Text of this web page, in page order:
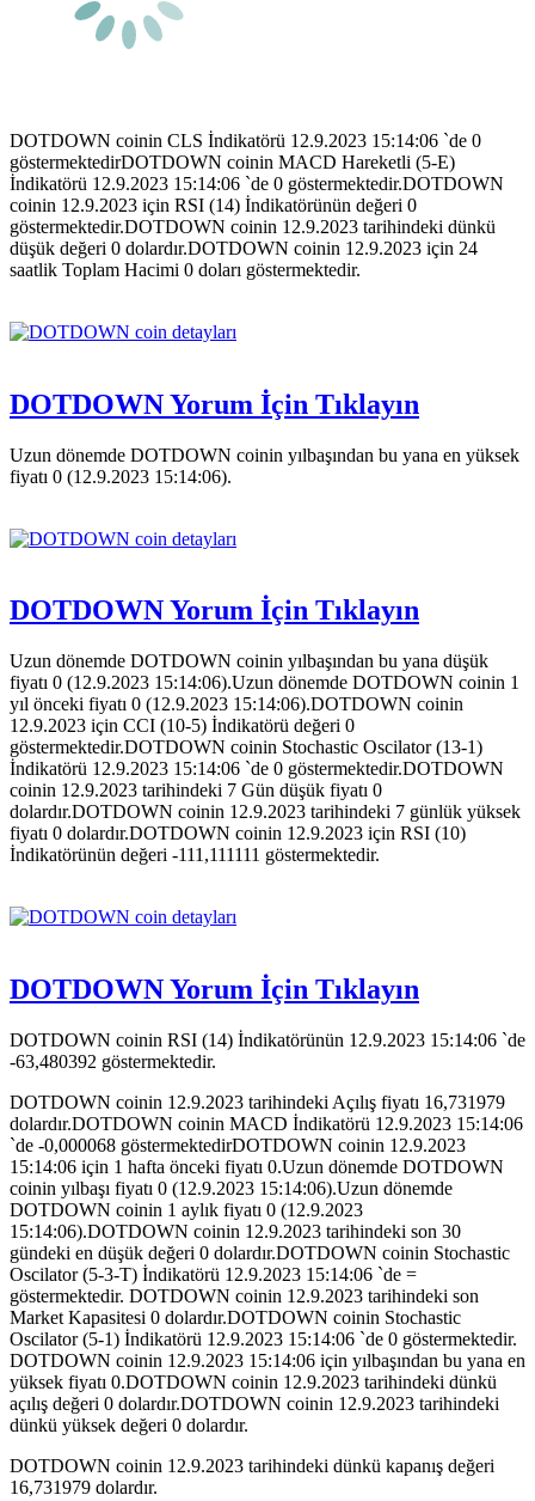
DOTDOWN coinin CLS İndikatörü 12.9.2023 15:14:06 `de 0
göstermektedirDOTDOWN coinin MACD Hareketli (5-E)
İndikatörü 12.9.2023 15:14:06 `de 0 göstermektedir.DOTDOWN
coinin 12.9.2023 için RSI (14) İndikatörünün değeri 0
göstermektedir.DOTDOWN coinin 12.9.2023 tarihindeki dünkü
düşük değeri 0 dolardır.DOTDOWN coinin 12.9.2023 için 24
saatlik Toplam Hacimi 0 doları göstermektedir.
DOTDOWN Yorum İçin Tıklayın
Uzun dönemde DOTDOWN coinin yılbaşından bu yana en yüksek
fiyatı 0 (12.9.2023 15:14:06).
DOTDOWN Yorum İçin Tıklayın
Uzun dönemde DOTDOWN coinin yılbaşından bu yana düşük
fiyatı 0 (12.9.2023 15:14:06).Uzun dönemde DOTDOWN coinin 1
yıl önceki fiyatı 0 (12.9.2023 15:14:06).DOTDOWN coinin
12.9.2023 için CCI (10-5) İndikatörü değeri 0
göstermektedir.DOTDOWN coinin Stochastic Oscilator (13-1)
İndikatörü 12.9.2023 15:14:06 `de 0 göstermektedir.DOTDOWN
coinin 12.9.2023 tarihindeki 7 Gün düşük fiyatı 0
dolardır.DOTDOWN coinin 12.9.2023 tarihindeki 7 günlük yüksek
fiyatı 0 dolardır.DOTDOWN coinin 12.9.2023 için RSI (10)
İndikatörünün değeri -111,111111 göstermektedir.
DOTDOWN Yorum İçin Tıklayın
DOTDOWN coinin RSI (14) İndikatörünün 12.9.2023 15:14:06 `de
-63,480392 göstermektedir.
DOTDOWN coinin 12.9.2023 tarihindeki Açılış fiyatı 16,731979
dolardır.DOTDOWN coinin MACD İndikatörü 12.9.2023 15:14:06
`de -0,000068 göstermektedirDOTDOWN coinin 12.9.2023
15:14:06 için 1 hafta önceki fiyatı 0.Uzun dönemde DOTDOWN
coinin yılbaşı fiyatı 0 (12.9.2023 15:14:06).Uzun dönemde
DOTDOWN coinin 1 aylık fiyatı 0 (12.9.2023
15:14:06).DOTDOWN coinin 12.9.2023 tarihindeki son 30
gündeki en düşük değeri 0 dolardır.DOTDOWN coinin Stochastic
Oscilator (5-3-T) İndikatörü 12.9.2023 15:14:06 `de =
göstermektedir. DOTDOWN coinin 12.9.2023 tarihindeki son
Market Kapasitesi 0 dolardır.DOTDOWN coinin Stochastic
Oscilator (5-1) İndikatörü 12.9.2023 15:14:06 `de 0 göstermektedir.
DOTDOWN coinin 12.9.2023 15:14:06 için yılbaşından bu yana en
yüksek fiyatı 0.DOTDOWN coinin 12.9.2023 tarihindeki dünkü
açılış değeri 0 dolardır.DOTDOWN coinin 12.9.2023 tarihindeki
dünkü yüksek değeri 0 dolardır.
DOTDOWN coinin 12.9.2023 tarihindeki dünkü kapanış değeri
16,731979 dolardır.